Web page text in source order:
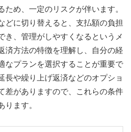
ため、一定のリスクが伴います。
どに切り替えると、支払額の負担
き、管理がしやすくなるというメ
済方法の特徴を理解し、自分の経
なプランを選択することが重要で
長や繰り上げ返済などのオプショ
差がありますので、これらの条件
ります。